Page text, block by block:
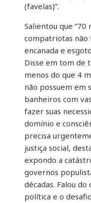
(favelas)”.
Salientou que “70
compatriotas não
encanada e
Disse em tom de
menos do que 4
não possuem em
banheiros com
fazer suas
domínio e
precisa
justiça social,
expondo a
governos
décadas. Falou
política e o